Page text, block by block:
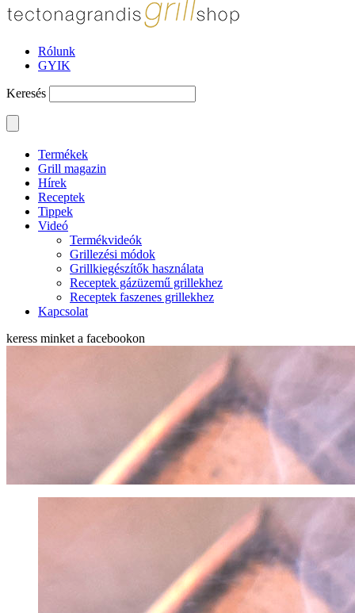
Rólunk
GYIK
Keresés
Termékek
Grill magazin
Hírek
Receptek
Tippek
Videó
Termékvideók
Grillezési módok
Grillkiegészítők használata
Receptek gázüzemű grillekhez
Receptek faszenes grillekhez
Kapcsolat
keress minket a facebookon